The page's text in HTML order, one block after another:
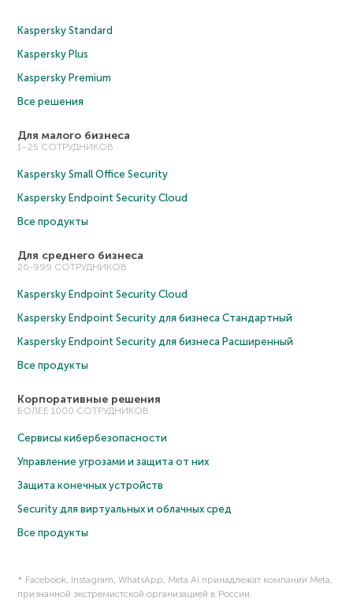
Kaspersky Standard
Kaspersky Plus
Kaspersky Premium
Все решения
Для малого бизнеса
1–25 СОТРУДНИКОВ
Kaspersky Small Office Security
Kaspersky Endpoint Security Cloud
Все продукты
Для среднего бизнеса
26-999 СОТРУДНИКОВ
Kaspersky Endpoint Security Cloud
Kaspersky Endpoint Security для бизнеса Cтандартный
Kaspersky Endpoint Security для бизнеса Расширенный
Все продукты
Корпоративные решения
БОЛЕЕ 1000 СОТРУДНИКОВ
Сервисы кибербезопасности
Управление угрозами и защита от них
Защита конечных устройств
Security для виртуальных и облачных сред
Все продукты
* Facebook, Instagram, WhatsApp, Meta AI принадлежат компании Meta,
признанной экстремистской организацией в России.